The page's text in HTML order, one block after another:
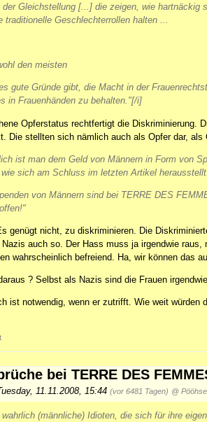
der Gleichstellung [...] die zeigen, wie hartnäckig
traditionelle Geschlechterrollen halten ...
den meisten
gute Gründe gibt, die Macht in der
in Frauenhänden zu behalten."[/i]
Opferstatus rechtfertigt die Diskriminierung.
Die stellten sich nämlich auch als Opfer dar,
ist man dem Geld von Männern in Form von
sich am Schluss im letzten Artikel
von Männern sind bei TERRE DES
genügt nicht, zu diskriminieren. Die
auch so. Der Hass muss ja irgendwie raus,
wahrscheinlich befreiend. Ha, wir können das
? Selbst als Nazis sind die Frauen
ist notwendig, wenn er zutrifft. Wie weit
bei TERRE DES
11.11.2008, 15:44 (vor 6481 Tagen) @
(männliche) Idioten, die sich für ihre